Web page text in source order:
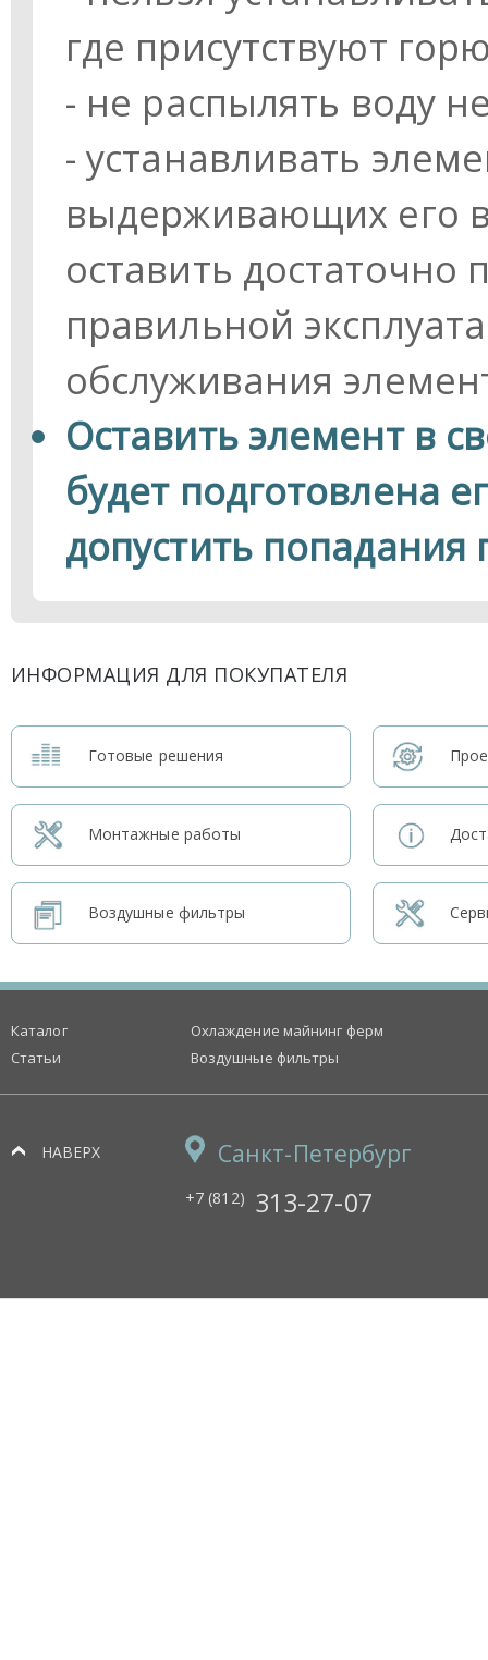
где присутствуют
- не распылять воду
- устанавливать
выдерживающих его
оставить достаточно
правильной
обслуживания
Оставить элемент в
будет подготовлена
допустить
ИНФОРМАЦИЯ ДЛЯ ПОКУПАТЕЛЯ
Готовые решения
Монтажные работы
Воздушные фильтры
Каталог
Статьи
Охлаждение майнинг ферм
Воздушные фильтры
НАВЕРХ Санкт-Петербург
+7 (812) 313-27-07